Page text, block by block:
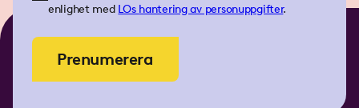
enlighet med LOs hantering av personuppgifter.
Prenumerera